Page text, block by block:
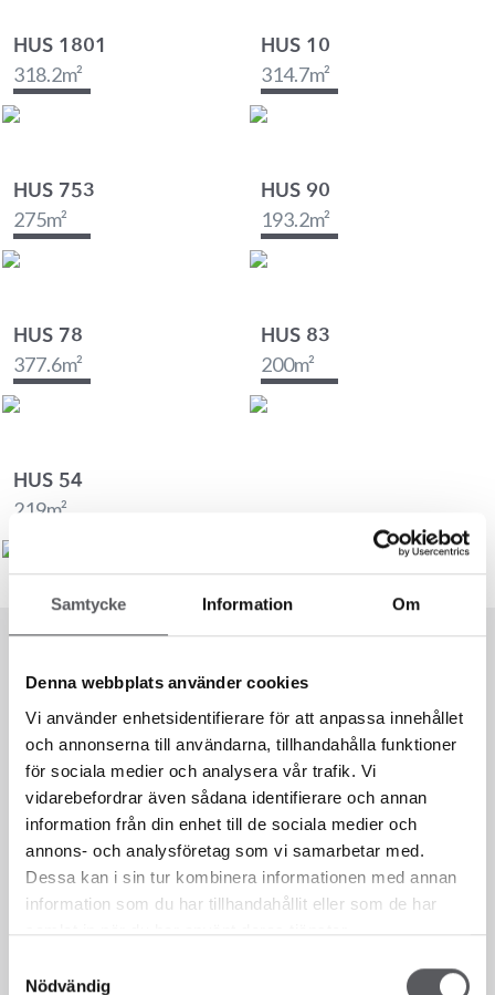
Samtycke Information Om
Denna webbplats använder cookies
Vi använder enhetsidentifierare för att anpassa innehållet
och annonserna till användarna, tillhandahålla funktioner
för sociala medier och analysera vår trafik. Vi
vidarebefordrar även sådana identifierare och annan
information från din enhet till de sociala medier och
annons- och analysföretag som vi samarbetar med.
Dessa kan i sin tur kombinera informationen med annan
information som du har tillhandahållit eller som de har
samlat in när du har använt deras tjänster.
Nödvändig
HUS 1801
318.2m²
HUS 10
314.7m²
HUS 753
275m²
HUS 90
193.2m²
HUS 78
377.6m²
HUS 83
200m²
HUS 54
219m²
Vi er her for deg!